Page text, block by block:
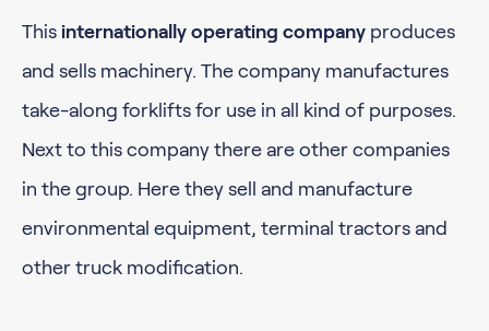
This internationally operating company produces
and sells machinery. The company manufactures
take-along forklifts for use in all kind of purposes.
Next to this company there are other companies
in the group. Here they sell and manufacture
environmental equipment, terminal tractors and
other truck modification.